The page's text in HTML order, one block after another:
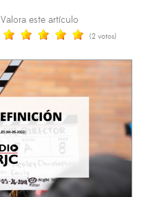
Valora este artículo
(2 votos)